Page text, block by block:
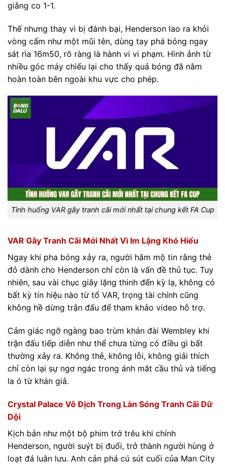
giằng co 1-1.
Thế nhưng thay vì bị đánh bại, Henderson lao ra khỏi
vòng cấm như một mũi tên, dùng tay phá bóng ngay
sát rìa 16m50, rõ ràng là hành vi vi phạm. Hình ảnh từ
nhiều góc máy chiếu lại cho thấy quả bóng đã nằm
hoàn toàn bên ngoài khu vực cho phép.
Tình huống VAR gây tranh cãi mới nhất tại chung kết FA Cup
VAR Gây Tranh Cãi Mới Nhất Vì Im Lặng Khó Hiểu
Ngay khi pha bóng xảy ra, người hâm mộ tin rằng thẻ
đỏ dành cho Henderson chỉ còn là vấn đề thủ tục. Tuy
nhiên, sau vài chục giây lặng thinh đến kỳ lạ, không có
bất kỳ tín hiệu nào từ tổ VAR, trọng tài chính cũng
không hề dừng trận đấu để tham khảo video hỗ trợ.
Cảm giác ngỡ ngàng bao trùm khán đài Wembley khi
trận đấu tiếp diễn như thể chưa từng có điều gì bất
thường xảy ra. Không thẻ, không lỗi, không giải thích
chỉ còn lại sự ngơ ngác trong ánh mắt cầu thủ và tiếng
la ó từ khán giả.
Crystal Palace Vô Địch Trong Làn Sóng Tranh Cãi Dữ
Dội
Kịch bản như một bộ phim trớ trêu khi chính
Henderson, người suýt bị đuổi, trở thành người hùng ở
loạt đá luân lưu. Anh cản phá cú sút cuối của Man City